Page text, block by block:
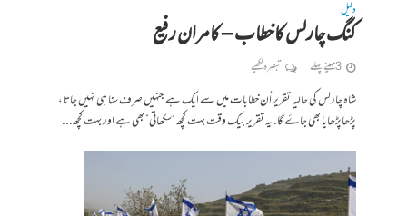
دلیل
کنگ چارلس کاخطاب – کامران رفیع
3 مہینے پہلے تبصرہ لکھیے
شاہ چارلس کی حالیہ تقریر اُن خطابات میں سے ایک ہے جنہیں صرف سنا ہی نہیں جاتا،
پڑھاپڑھایا بھی جاۓ گا. یہ تقریر بیک وقت بہت کچھ “سکھاتی” بھی ہے اور بہت کچھ...